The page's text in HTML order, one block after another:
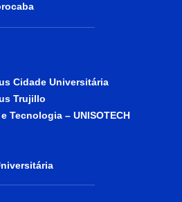
Cidade Universitária
Trujillo
Tecnologia – UNISOTECH